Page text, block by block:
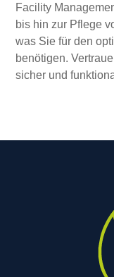
Facility
bis hin zur Pflege
was Sie für den
benötigen.
sicher und